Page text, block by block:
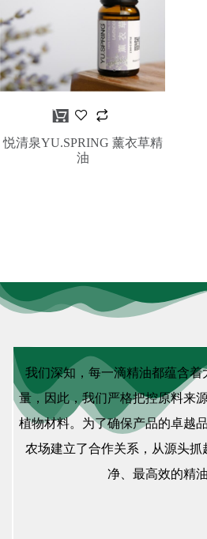
悦清泉YU.SPRING 薰衣草精
油
我们深知，每一滴精油都蕴含着
量，因此，我们严格把控原料来
植物材料。为了确保产品的卓越
农场建立了合作关系，从源头抓
净、最高效的精油